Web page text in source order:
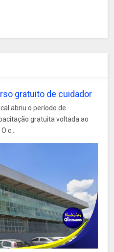
gratuito de cuidador
abriu o período de
gratuita voltada ao
c...